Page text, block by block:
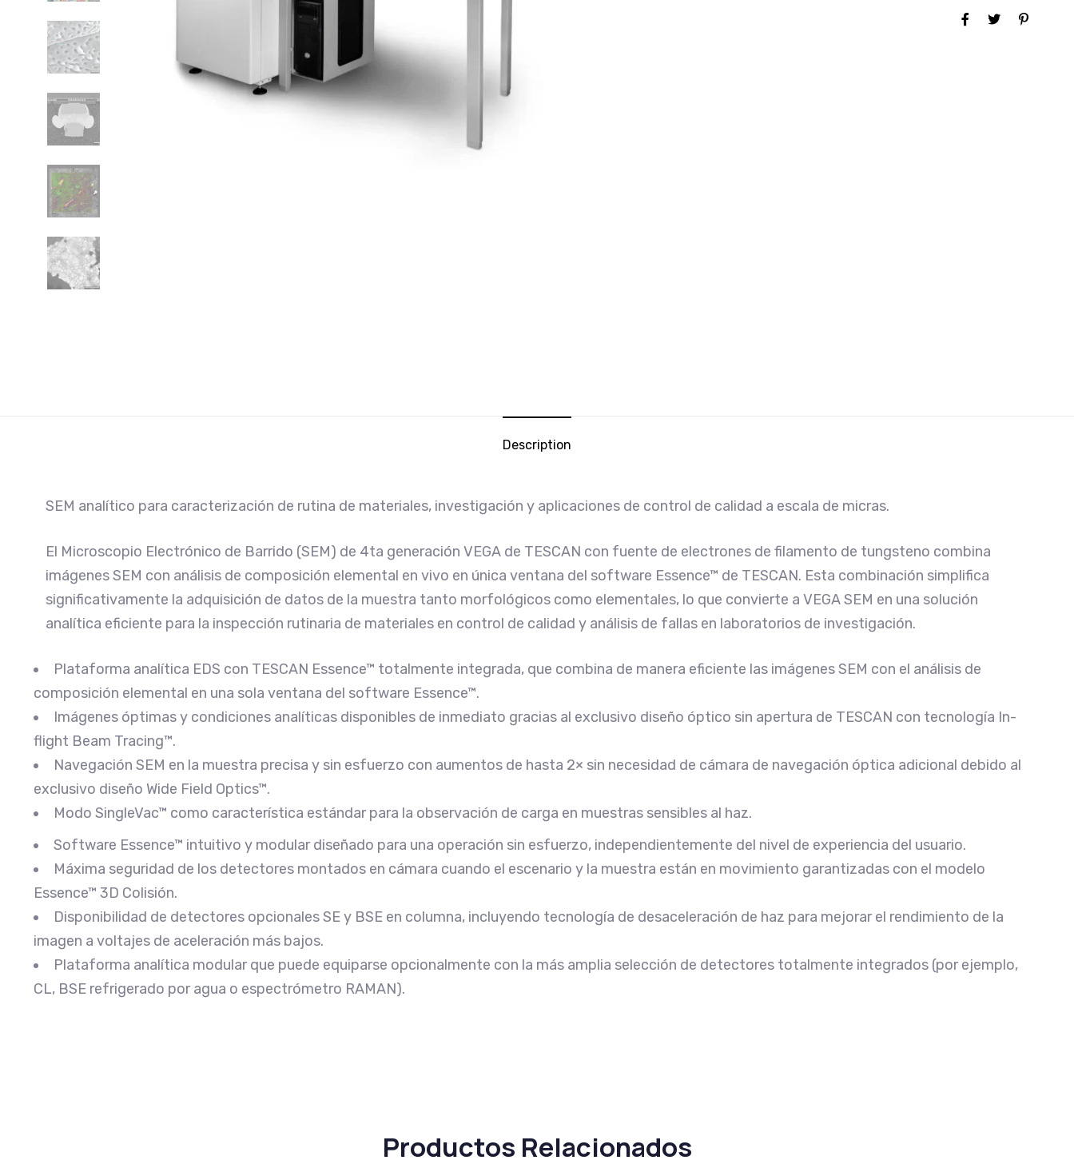
Description
SEM analítico para caracterización de rutina de materiales, investigación y aplicaciones de control de calidad a escala de micras.
El Microscopio Electrónico de Barrido (SEM) de 4ta generación VEGA de TESCAN con fuente de electrones de filamento de tungsteno combina
imágenes SEM con análisis de composición elemental en vivo en única ventana del software Essence™ de TESCAN. Esta combinación simplifica
significativamente la adquisición de datos de la muestra tanto morfológicos como elementales, lo que convierte a VEGA SEM en una solución
analítica eficiente para la inspección rutinaria de materiales en control de calidad y análisis de fallas en laboratorios de investigación.
Plataforma analítica EDS con TESCAN Essence™ totalmente integrada, que combina de manera eficiente las imágenes SEM con el análisis de
composición elemental en una sola ventana del software Essence™.
Imágenes óptimas y condiciones analíticas disponibles de inmediato gracias al exclusivo diseño óptico sin apertura de TESCAN con tecnología In-
flight Beam Tracing™.
Navegación SEM en la muestra precisa y sin esfuerzo con aumentos de hasta 2× sin necesidad de cámara de navegación óptica adicional debido al
exclusivo diseño Wide Field Optics™.
Modo SingleVac™ como característica estándar para la observación de carga en muestras sensibles al haz.
Software Essence™ intuitivo y modular diseñado para una operación sin esfuerzo, independientemente del nivel de experiencia del usuario.
Máxima seguridad de los detectores montados en cámara cuando el escenario y la muestra están en movimiento garantizadas con el modelo
Essence™ 3D Colisión.
Disponibilidad de detectores opcionales SE y BSE en columna, incluyendo tecnología de desaceleración de haz para mejorar el rendimiento de la
imagen a voltajes de aceleración más bajos.
Plataforma analítica modular que puede equiparse opcionalmente con la más amplia selección de detectores totalmente integrados (por ejemplo,
CL, BSE refrigerado por agua o espectrómetro RAMAN).
Productos Relacionados